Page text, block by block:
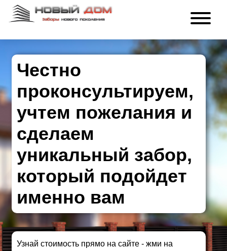
Честно
проконсультируем,
учтем пожелания и
сделаем
уникальный забор,
который подойдет
именно вам
Узнай стоимость прямо на сайте - жми на